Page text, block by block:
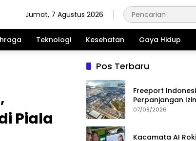
Jumat, 7 Agustus 2026
Teknologi Kesehatan Gaya Hidup
Piala
Pos Terbaru
Freeport
Perpanjangan
Alasannya
07/08/2026
Kacamata AI